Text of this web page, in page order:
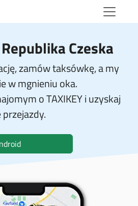
Czeska
zamów taksówkę, a my
w mgnieniu oka.
o TAXIKEY i uzyskaj